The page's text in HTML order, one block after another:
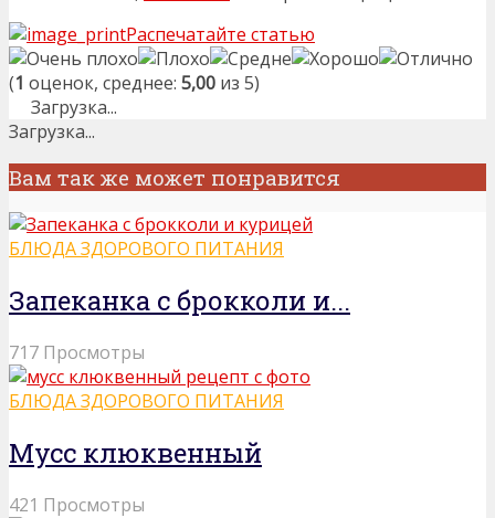
Распечатайте статью
(1 оценок, среднее: 5,00 из 5)
Загрузка...
Загрузка...
Вам так же может понравится
БЛЮДА ЗДОРОВОГО ПИТАНИЯ
Запеканка с брокколи и...
717 Просмотры
БЛЮДА ЗДОРОВОГО ПИТАНИЯ
Мусс клюквенный
421 Просмотры